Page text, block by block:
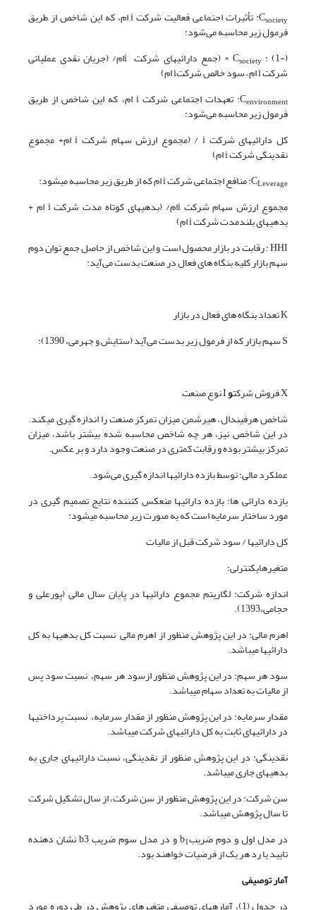
Csociety : تأثیرات اجتماعی فعالیت شرکت i ام، که این شاخص از طریق
فرمول زیر محاسبه می‌شود:
Csociety : (1-) × (جمع دارائی­های شرکت iام/ (جریان نقدی عملیاتی
شرکت i ام – سود خالص شرکتi ام)
Cenvironment : تعهدات اجتماعی شرکت i ام، که این شاخص از طریق
فرمول زیر محاسبه می‌شود:
کل دارائی­های شرکت i / (مجموع ارزش سهام شرکت i ام+ مجموع
نقدینگی شرکت i ام)
CLeverage : منافع اجتماعی شرکت i ام که از طریق زیر محاسبه می­شود:
مجموع ارزش سهام شرکت iام/ (بدهی­های کوتاه مدت شرکت i ام +
بدهی­های بلندمدت شرکت i ام)
HHI : رقابت در بازار محصول است و این شاخص از حاصل جمع توان دوم
سهم بازار کلیه بنگاه های فعال در صنعت بدست می‌آید:
K تعداد بنگاه های فعال در بازار
S سهم بازار که از فرمول زیر بدست می‌آید (ستایش و جهرمی، 1390):
X فروش شرکت وI نوع صنعت
شاخص هرفیندال – هیرشمن میزان تمرکز صنعت را اندازه گیری می­کند.
در این شاخص نیز، هر چه شاخص محاسبه شده بیشتر باشد، میزان
تمرکز بیشتر بوده و رقابت کمتری در صنعت وجود دارد و بر عکس.
عملکرد مالی: توسط بازده دارائی­ها اندازه گیری می‌شود.
بازده دارائی ها: بازده دارائی­ها منعکس کنننده نتایج تصمیم گیری در
مورد ساختار سرمایه است که به صورت زیر محاسبه می­شود:
کل دارائی­ها / سود شرکت قبل از مالیات
متغیرهایکنترلی:
اندازه شرکت: لگاریتم مجموع دارائی­ها در پایان سال مالی (پورعلی و
حجامی،1393).
اهرم مالی: در این پژوهش منظور از اهرم مالی نسبت کل بدهی­ها به کل
دارائی­ها می­باشد.
سود هر سهم: در این پژوهش منظور ازسود هر سهم، نسبت سود پس
از مالیات به تعداد سهام می­باشد.
مقدار سرمایه: در این پژوهش منظور از مقدار سرمایه، نسبت پرداختی­ها
در دارائی­های ثابت به کل دارائی­های شرکت می­باشد.
نقدینگی: در این پژوهش منظور از نقدینگی، نسبت دارائی­های جاری به
بدهی­های جاری می­باشد.
سن شرکت: در این پژوهش منظور از سن شرکت، از سال تشکیل شرکت
تا سال پژوهش می­باشد.
در مدل اول و دوم ضریبb1 و در مدل سوم ضریب b3 نشان دهنده
تایید یا رد هر یک از فرضیات خواهند بود.
آمار توصیفی